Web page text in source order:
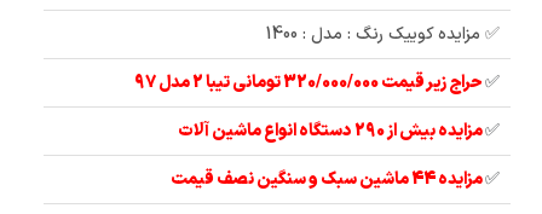
✅ مزایده کوییک رنگ : مدل : 1400
✅حراج زیر قیمت 320/000/000 تومانی تیبا 2 مدل 97
✅مزایده بیش از 290 دستگاه انواع ماشین آلات
✅مزایده 44 ماشین سبک و سنگین نصف قیمت